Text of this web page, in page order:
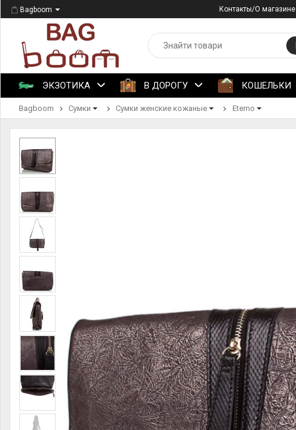
Bagboom Контакты/О магазине
ЭКЗОТИКА В ДОРОГУ КОШЕЛЬКИ
Bagboom Сумки Сумки женские кожаные Eterno